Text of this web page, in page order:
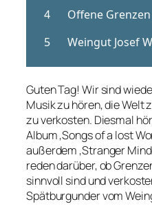
Guten Tag! Wir sind
Musik zu hören, die Welt
zu verkosten. Diesmal
Album ‚Songs of a lost
außerdem ‚Stranger
reden darüber, ob
sinnvoll sind und
Spätburgunder vom